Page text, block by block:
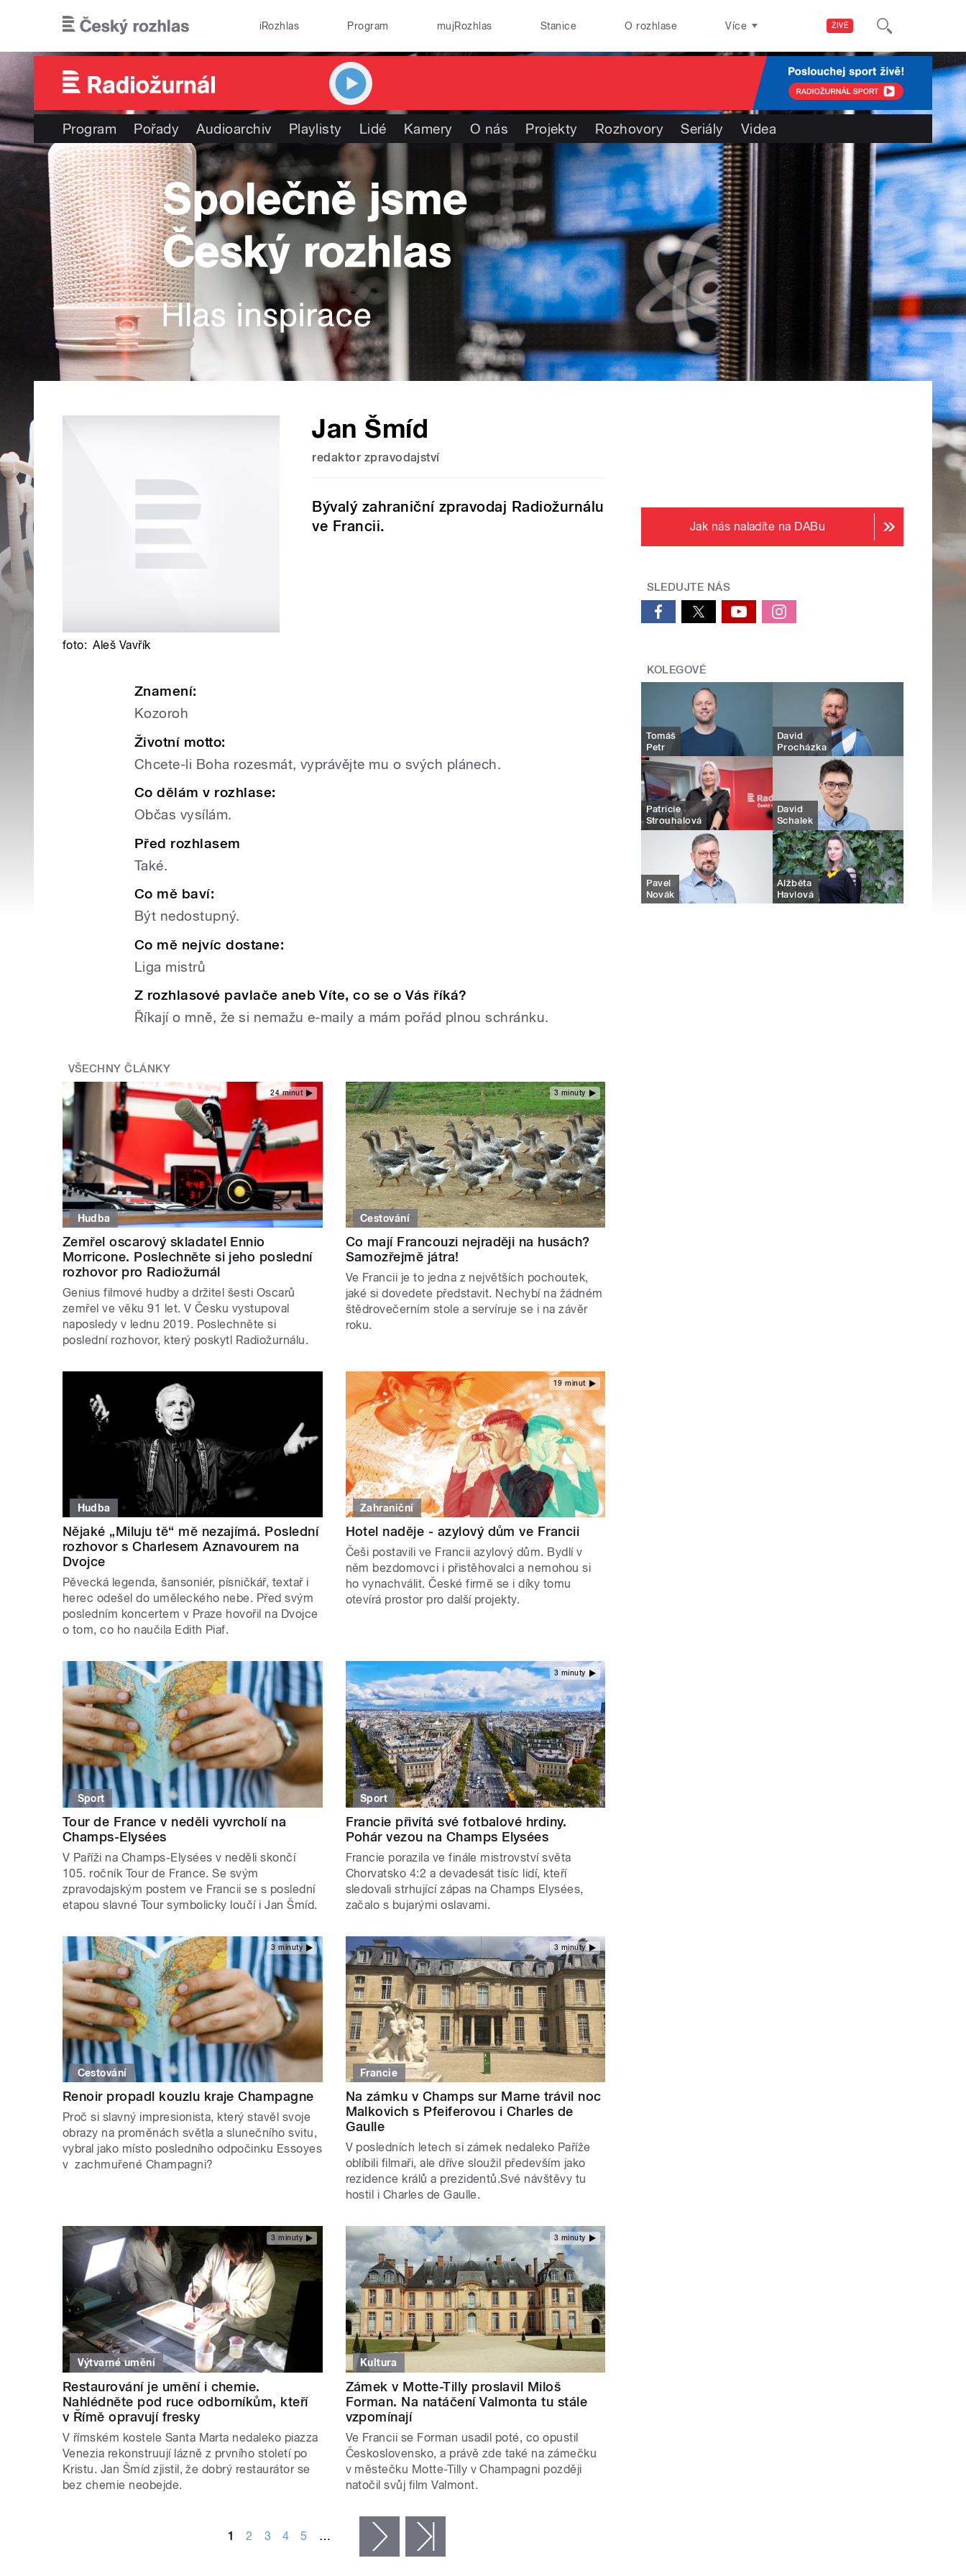
ŽIVĚ
iRozhlas Program mujRozhlas Stanice O rozhlase Více
Program Pořady Audioarchiv Playlisty Lidé Kamery O nás Projekty Rozhovory Seriály Videa
Jan Šmíd
redaktor zpravodajství
Bývalý zahraniční zpravodaj Radiožurnálu
ve Francii.
foto: Aleš Vavřík
Znamení:
Kozoroh
Životní motto:
Chcete-li Boha rozesmát, vyprávějte mu o svých plánech.
Co dělám v rozhlase:
Občas vysílám.
Před rozhlasem
Také.
Co mě baví:
Být nedostupný.
Co mě nejvíc dostane:
Liga mistrů
Z rozhlasové pavlače aneb Víte, co se o Vás říká?
Říkají o mně, že si nemažu e-maily a mám pořád plnou schránku.
VŠECHNY ČLÁNKY
24 minut
Hudba
Zemřel oscarový skladatel Ennio
Morricone. Poslechněte si jeho poslední
rozhovor pro Radiožurnál
Genius filmové hudby a držitel šesti Oscarů
zemřel ve věku 91 let. V Česku vystupoval
naposledy v lednu 2019. Poslechněte si
poslední rozhovor, který poskytl Radiožurnálu.
3 minuty
Cestování
Co mají Francouzi nejraději na husách?
Samozřejmě játra!
Ve Francii je to jedna z největších pochoutek,
jaké si dovedete představit. Nechybí na žádném
štědrovečerním stole a servíruje se i na závěr
roku.
Hudba
Nějaké „Miluju tě“ mě nezajímá. Poslední
rozhovor s Charlesem Aznavourem na
Dvojce
Pěvecká legenda, šansoniér, písničkář, textař i
herec odešel do uměleckého nebe. Před svým
posledním koncertem v Praze hovořil na Dvojce
o tom, co ho naučila Edith Piaf.
19 minut
Zahraniční
Hotel naděje - azylový dům ve Francii
Češi postavili ve Francii azylový dům. Bydlí v
něm bezdomovci i přistěhovalci a nemohou si
ho vynachválit. České firmě se i díky tomu
otevírá prostor pro další projekty.
Sport
Tour de France v neděli vyvrcholí na
Champs-Elysées
V Paříži na Champs-Elysées v neděli skončí
105. ročník Tour de France. Se svým
zpravodajským postem ve Francii se s poslední
etapou slavné Tour symbolicky loučí i Jan Šmíd.
3 minuty
Sport
Francie přivítá své fotbalové hrdiny.
Pohár vezou na Champs Elysées
Francie porazila ve finále mistrovství světa
Chorvatsko 4:2 a devadesát tisíc lidí, kteří
sledovali strhující zápas na Champs Elysées,
začalo s bujarými oslavami.
3 minuty
Cestování
Renoir propadl kouzlu kraje Champagne
Proč si slavný impresionista, který stavěl svoje
obrazy na proměnách světla a slunečního svitu,
vybral jako místo posledního odpočinku Essoyes
v zachmuřené Champagni?
3 minuty
Francie
Na zámku v Champs sur Marne trávil noc
Malkovich s Pfeiferovou i Charles de
Gaulle
V posledních letech si zámek nedaleko Paříže
oblíbili filmaři, ale dříve sloužil především jako
rezidence králů a prezidentů.Své návštěvy tu
hostil i Charles de Gaulle.
3 minuty
Výtvarné umění
Restaurování je umění i chemie.
Nahlédněte pod ruce odborníkům, kteří
v Římě opravují fresky
V římském kostele Santa Marta nedaleko piazza
Venezia rekonstruují lázně z prvního století po
Kristu. Jan Šmíd zjistil, že dobrý restaurátor se
bez chemie neobejde.
3 minuty
Kultura
Zámek v Motte-Tilly proslavil Miloš
Forman. Na natáčení Valmonta tu stále
vzpomínají
Ve Francii se Forman usadil poté, co opustil
Československo, a právě zde také na zámečku
v městečku Motte-Tilly v Champagni později
natočil svůj film Valmont.
1 2 3 4 5 … následující ›
Jak nás naladíte na DABu
SLEDUJTE NÁS
KOLEGOVÉ
Tomáš
Petr
David
Procházka
Patricie
Strouhalová
David
Schalek
Pavel
Novák
Alžběta
Havlová